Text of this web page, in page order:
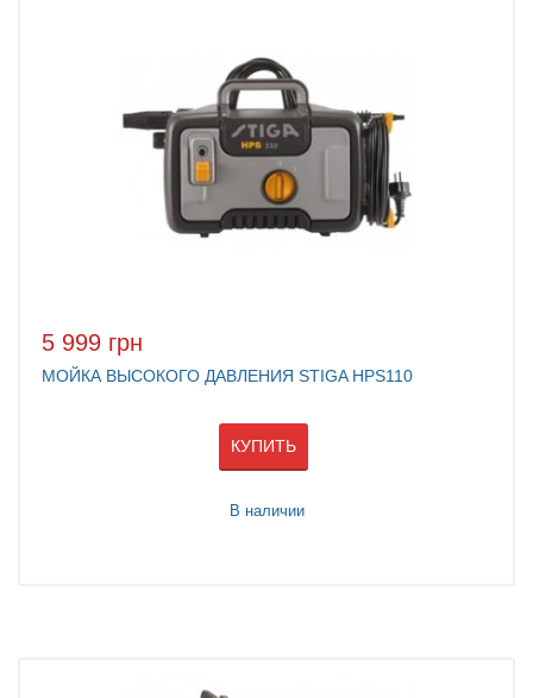
5 999 грн
МОЙКА ВЫСОКОГО ДАВЛЕНИЯ STIGA HPS110
КУПИТЬ
В наличии